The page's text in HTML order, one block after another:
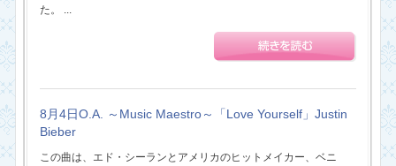
た。 ...
8月4日O.A. ～Music Maestro～「Love Yourself」Justin
Bieber
この曲は、エド・シーランとアメリカのヒットメイカー、ベニ